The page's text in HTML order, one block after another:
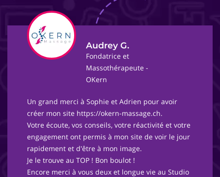
Audrey G.
Fondatrice et
Massothérapeute -
OKern
Un grand merci à Sophie et Adrien pour avoir
créer mon site https://okern-massage.ch.
Votre écoute, vos conseils, votre réactivité et votre
engagement ont permis à mon site de voir le jour
rapidement et d'être à mon image.
Je le trouve au TOP ! Bon boulot !
Encore merci à vous deux et longue vie au Studio